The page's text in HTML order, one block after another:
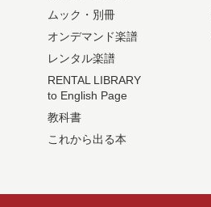
ムック・別冊
オンデマンド楽譜
レンタル楽譜
RENTAL LIBRARY
to English Page
教科書
これから出る本